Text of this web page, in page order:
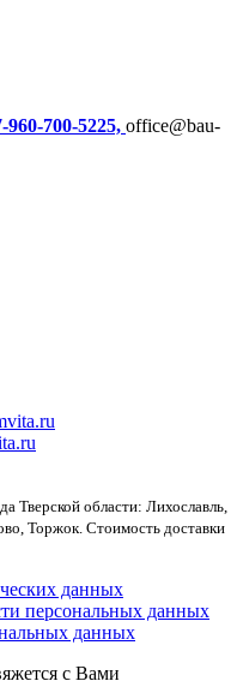
960-700-5225, office@bau-
Тверской области: Лихославль,
Торжок. Стоимость доставки
данных
персональных данных
данных
с Вами